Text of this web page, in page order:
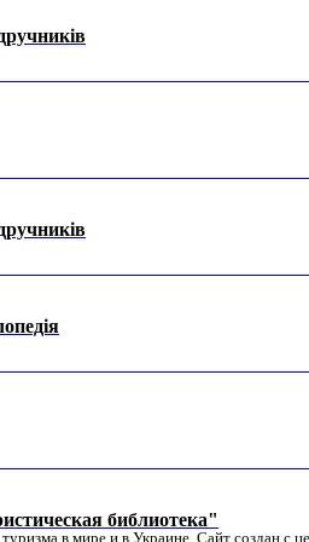
библиотека"
в мире и в Украине. Сайт создан с